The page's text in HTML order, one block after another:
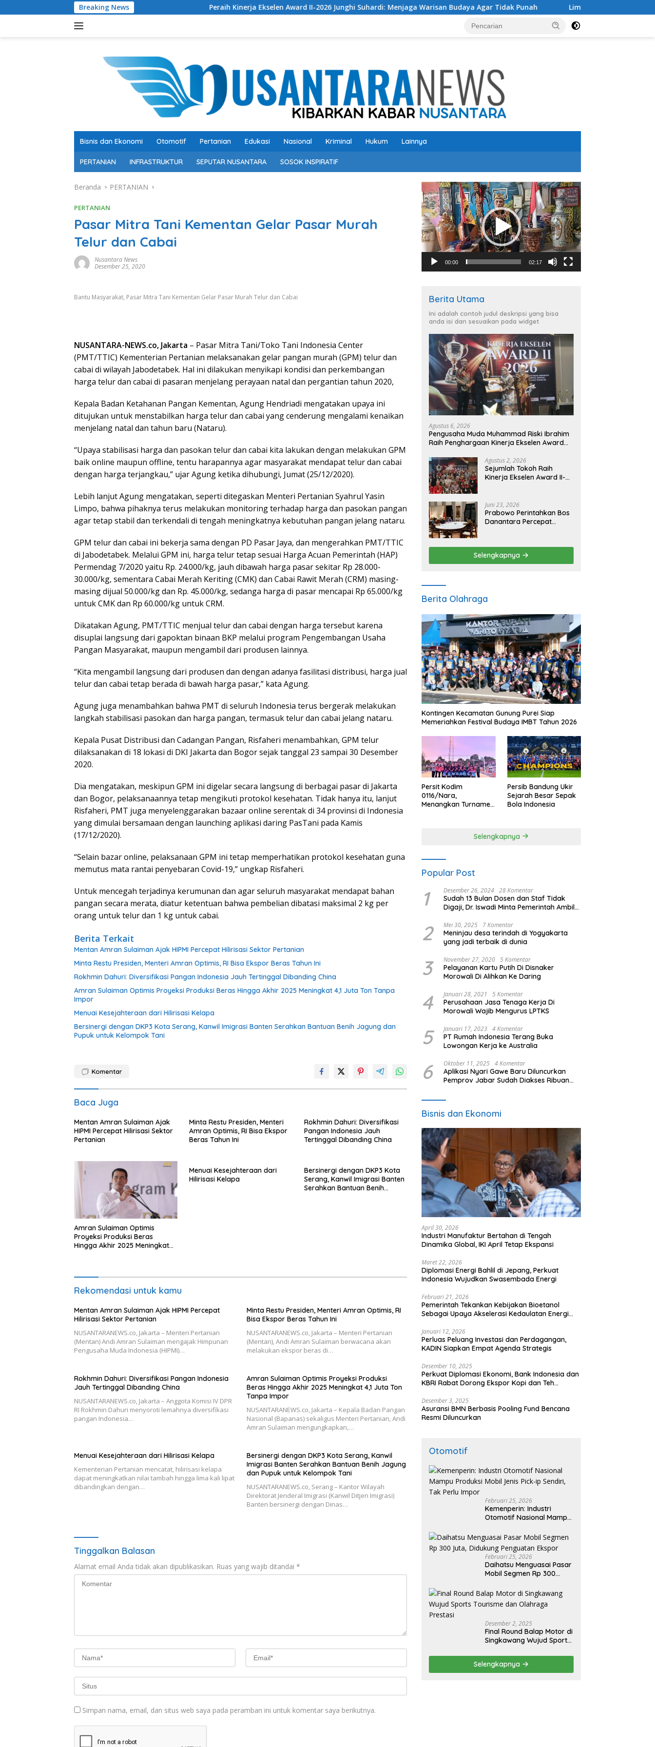
ke
Breaking News Peraih Kinerja Ekselen Award II-2026 Junghi Suhardi: Menjaga Warisan Budaya Agar Tidak Punah Limen AK Lingai Tokoh Budaya Dayak Bidayuh
Bisnis dan Ekonomi Otomotif Pertanian Edukasi Nasional Kriminal Hukum Lainnya
PERTANIAN INFRASTRUKTUR SEPUTAR NUSANTARA SOSOK INSPIRATIF
Beranda PERTANIAN
PERTANIAN
Pasar Mitra Tani Kementan Gelar Pasar Murah
Telur dan Cabai
Nusantara News
Desember 25, 2020
Bantu Masyarakat, Pasar Mitra Tani Kementan Gelar Pasar Murah Telur dan Cabai
NUSANTARA-NEWS.co, Jakarta – Pasar Mitra Tani/Toko Tani Indonesia Center
(PMT/TTIC) Kementerian Pertanian melaksanakan gelar pangan murah (GPM) telur dan
cabai di wilayah Jabodetabek. Hal ini dilakukan menyikapi kondisi dan perkembangan
harga telur dan cabai di pasaran menjelang perayaan natal dan pergantian tahun 2020,
Kepala Badan Ketahanan Pangan Kementan, Agung Hendriadi mengatakan upaya ini
ditujukan untuk menstabilkan harga telur dan cabai yang cenderung mengalami kenaikan
menjelang natal dan tahun baru (Nataru).
“Upaya stabilisasi harga dan pasokan telur dan cabai kita lakukan dengan melakukan GPM
baik online maupun offline, tentu harapannya agar masyarakat mendapat telur dan cabai
dengan harga terjangkau,” ujar Agung ketika dihubungi, Jumat (25/12/2020).
Lebih lanjut Agung mengatakan, seperti ditegaskan Menteri Pertanian Syahrul Yasin
Limpo, bahwa pihaknya terus melakukan monitoring terhadap harga dan pasokan pangan
agar tetap stabil dan terkendali di tengah meningkatnya kebutuhan pangan jelang nataru.
GPM telur dan cabai ini bekerja sama dengan PD Pasar Jaya, dan mengerahkan PMT/TTIC
di Jabodetabek. Melalui GPM ini, harga telur tetap sesuai Harga Acuan Pemerintah (HAP)
Permendag 7/2020 yaitu Rp. 24.000/kg, jauh dibawah harga pasar sekitar Rp 28.000-
30.000/kg, sementara Cabai Merah Keriting (CMK) dan Cabai Rawit Merah (CRM) masing-
masing dijual 50.000/kg dan Rp. 45.000/kg, sedanga harga di pasar mencapai Rp 65.000/kg
untuk CMK dan Rp 60.000/kg untuk CRM.
Dikatakan Agung, PMT/TTIC menjual telur dan cabai dengan harga tersebut karena
disuplai langsung dari gapoktan binaan BKP melalui program Pengembangan Usaha
Pangan Masyarakat, maupun mengambil dari produsen lainnya.
“Kita mengambil langsung dari produsen dan dengan adanya fasilitasi distribusi, harga jual
telur dan cabai tetap berada di bawah harga pasar,” kata Agung.
Agung juga menambahkan bahwa PMT di seluruh Indonesia terus bergerak melakukan
langkah stabilisasi pasokan dan harga pangan, termasuk telur dan cabai jelang nataru.
Kepala Pusat Distribusi dan Cadangan Pangan, Risfaheri menambahkan, GPM telur
dilaksanakan di 18 lokasi di DKI Jakarta dan Bogor sejak tanggal 23 sampai 30 Desember
2020.
Dia mengatakan, meskipun GPM ini digelar secara langsung di berbagai pasar di Jakarta
dan Bogor, pelaksanaannya tetap mengikuti protokol kesehatan. Tidak hanya itu, lanjut
Risfaheri, PMT juga menyelenggarakan bazaar online serentak di 34 provinsi di Indonesia
yang dimulai bersamaan dengan launching aplikasi daring PasTani pada Kamis
(17/12/2020).
“Selain bazar online, pelaksanaan GPM ini tetap memperhatikan protokol kesehatan guna
memutus mata rantai penyebaran Covid-19,” ungkap Risfaheri.
Untuk mencegah terjadinya kerumunan dan agar seluruh masyarakat mendapat bahan
pangan secara merata, diatur ketentuan bahwa pembelian dibatasi maksimal 2 kg per
orang untuk telur dan 1 kg untuk cabai.
Berita Terkait
Mentan Amran Sulaiman Ajak HIPMI Percepat Hilirisasi Sektor Pertanian
Minta Restu Presiden, Menteri Amran Optimis, RI Bisa Ekspor Beras Tahun Ini
Rokhmin Dahuri: Diversifikasi Pangan Indonesia Jauh Tertinggal Dibanding China
Amran Sulaiman Optimis Proyeksi Produksi Beras Hingga Akhir 2025 Meningkat 4,1 Juta Ton Tanpa
Impor
Menuai Kesejahteraan dari Hilirisasi Kelapa
Bersinergi dengan DKP3 Kota Serang, Kanwil Imigrasi Banten Serahkan Bantuan Benih Jagung dan
Pupuk untuk Kelompok Tani
Komentar
Baca Juga
Mentan Amran Sulaiman Ajak
HIPMI Percepat Hilirisasi Sektor
Pertanian
Minta Restu Presiden, Menteri
Amran Optimis, RI Bisa Ekspor
Beras Tahun Ini
Rokhmin Dahuri: Diversifikasi
Pangan Indonesia Jauh
Tertinggal Dibanding China
Amran Sulaiman Optimis
Proyeksi Produksi Beras
Hingga Akhir 2025 Meningkat
Menuai Kesejahteraan dari
Hilirisasi Kelapa
Bersinergi dengan DKP3 Kota
Serang, Kanwil Imigrasi Banten
Serahkan Bantuan Benih
Rekomendasi untuk kamu
Mentan Amran Sulaiman Ajak HIPMI Percepat
Hilirisasi Sektor Pertanian
NUSANTARANEWS.co, Jakarta – Menteri Pertanian
(Mentan) Andi Amran Sulaiman mengajak Himpunan
Pengusaha Muda Indonesia (HIPMI)…
Minta Restu Presiden, Menteri Amran Optimis, RI
Bisa Ekspor Beras Tahun Ini
NUSANTARANEWS.co, Jakarta – Menteri Pertanian
(Mentan), Andi Amran Sulaiman berwacana akan
melakukan ekspor beras di…
Rokhmin Dahuri: Diversifikasi Pangan Indonesia
Jauh Tertinggal Dibanding China
NUSANTARANEWS.co, Jakarta – Anggota Komisi IV DPR
RI Rokhmin Dahuri menyoroti lemahnya diversifikasi
pangan Indonesia…
Amran Sulaiman Optimis Proyeksi Produksi
Beras Hingga Akhir 2025 Meningkat 4,1 Juta Ton
Tanpa Impor
NUSANTARANEWS.co, Jakarta – Kepala Badan Pangan
Nasional (Bapanas) sekaligus Menteri Pertanian, Andi
Amran Sulaiman mengungkapkan,…
Menuai Kesejahteraan dari Hilirisasi Kelapa
Kementerian Pertanian mencatat, hilirisasi kelapa
dapat meningkatkan nilai tambah hingga lima kali lipat
dibandingkan dengan…
Bersinergi dengan DKP3 Kota Serang, Kanwil
Imigrasi Banten Serahkan Bantuan Benih Jagung
dan Pupuk untuk Kelompok Tani
NUSANTARANEWS.co, Serang – Kantor Wilayah
Direktorat Jenderal Imigrasi (Kanwil Ditjen Imigrasi)
Banten bersinergi dengan Dinas…
Tinggalkan Balasan
Alamat email Anda tidak akan dipublikasikan. Ruas yang wajib ditandai *
Simpan nama, email, dan situs web saya pada peramban ini untuk komentar saya berikutnya.
Pemutar
Video
00:00 02:17
Berita Utama
Ini adalah contoh judul deskripsi yang bisa
anda isi dan sesuaikan pada widget
Agustus 6, 2026
Pengusaha Muda Muhammad Riski Ibrahim
Raih Penghargaan Kinerja Ekselen Award
Agustus 2, 2026
Sejumlah Tokoh Raih
Kinerja Ekselen Award II-
Juni 23, 2026
Prabowo Perintahkan Bos
Danantara Percepat
Ekonomi Baru
Selengkapnya
Berita Olahraga
Kontingen Kecamatan Gunung Purei Siap
Memeriahkan Festival Budaya IMBT Tahun 2026
Persit Kodim
0116/Nara,
Menangkan Turnamen
Persib Bandung Ukir
Sejarah Besar Sepak
Bola Indonesia
Selengkapnya
Popular Post
1 Desember 26, 2024 28 Komentar
Sudah 13 Bulan Dosen dan Staf Tidak
Digaji, Dr. Iswadi Minta Pemerintah Ambil
2 Mei 30, 2025 7 Komentar
Meninjau desa terindah di Yogyakarta
yang jadi terbaik di dunia
3 November 27, 2020 5 Komentar
Pelayanan Kartu Putih Di Disnaker
Morowali Di Alihkan Ke Daring
4 Januari 28, 2021 5 Komentar
Perusahaan Jasa Tenaga Kerja Di
Morowali Wajib Mengurus LPTKS
5 Januari 17, 2023 4 Komentar
PT Rumah Indonesia Terang Buka
Lowongan Kerja ke Australia
6 Oktober 11, 2025 4 Komentar
Aplikasi Nyari Gawe Baru Diluncurkan
Pemprov Jabar Sudah Diakses Ribuan
Bisnis dan Ekonomi
April 30, 2026
Industri Manufaktur Bertahan di Tengah
Dinamika Global, IKI April Tetap Ekspansi
Maret 22, 2026
Diplomasi Energi Bahlil di Jepang, Perkuat
Indonesia Wujudkan Swasembada Energi
Februari 21, 2026
Pemerintah Tekankan Kebijakan Bioetanol
Sebagai Upaya Akselerasi Kedaulatan Energi
Januari 12, 2026
Perluas Peluang Investasi dan Perdagangan,
KADIN Siapkan Empat Agenda Strategis
Desember 10, 2025
Perkuat Diplomasi Ekonomi, Bank Indonesia dan
KBRI Rabat Dorong Ekspor Kopi dan Teh
Desember 3, 2025
Asuransi BMN Berbasis Pooling Fund Bencana
Resmi Diluncurkan
Otomotif
Februari 25, 2026
Kemenperin: Industri
Otomotif Nasional Mampu
ip Sendiri, Tak Perlu Impor
Februari 25, 2026
Daihatsu Menguasai Pasar
Mobil Segmen Rp 300
Ekspor
Desember 2, 2025
Final Round Balap Motor di
Singkawang Wujud Sports
Prestasi
Selengkapnya